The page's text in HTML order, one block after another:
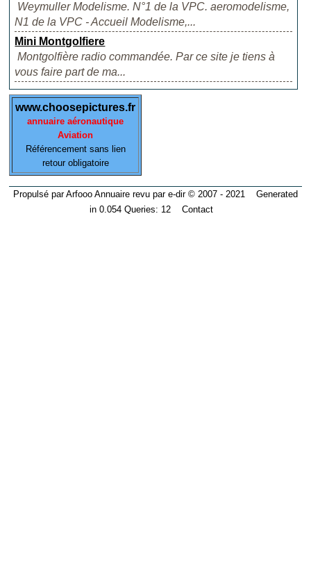
Weymuller Modelisme. N°1 de la VPC. aeromodelisme,
N1 de la VPC - Accueil Modelisme,...
Mini Montgolfiere
Montgolfière radio commandée. Par ce site je tiens à
vous faire part de ma...
www.choosepictures.fr
annuaire aéronautique
Aviation
Référencement sans lien
retour obligatoire
Propulsé par Arfooo Annuaire revu par e-dir © 2007 - 2021 Generated
in 0.054 Queries: 12 Contact